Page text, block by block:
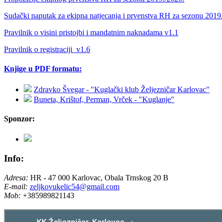
Sudački naputak za ekipna natjecanja i prvenstva RH za sezonu
Pravilnik o visini pristojbi i mandatnim naknadama v1.1
Pravilnik o registraciji_v1.6
Knjige u PDF formatu:
Zdravko Švegar - "Kuglački klub Željezničar Karlovac"
Buneta, Krištof, Perman, Vrček - "Kuglanje"
Sponzor:
Info:
Adresa: HR - 47 000 Karlovac, Obala Trnskog 20 B
E-mail: zeljkovukelic54@gmail.com
Mob: +385989821143